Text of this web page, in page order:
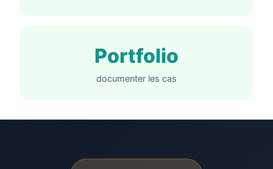
Portfolio
documenter les cas